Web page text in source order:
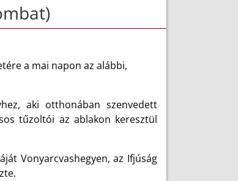
a mai napon az alábbi,
aki otthonában szenvedett
tűzoltói az ablakon keresztül
Vonyarcvashegyen, az Ifjúság